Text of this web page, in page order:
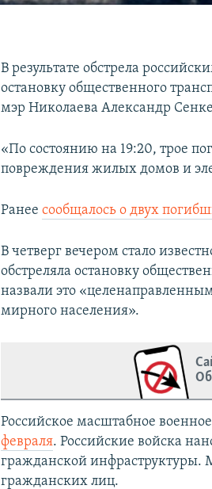
В результате обстрела
остановку общественного
мэр Николаева Александр
«По состоянию на 19:20, трое
повреждения жилых домов и
Ранеесообщалось о двух
В четверг вечером стало
обстреляла остановку
назвали это
мирного населения».
Российское масштабное
февраля. Российские войска
гражданской инфраструктуры.
гражданских лиц.